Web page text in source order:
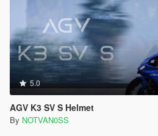
5.0
AGV K3 SV S Helmet
By NOTVAN0SS